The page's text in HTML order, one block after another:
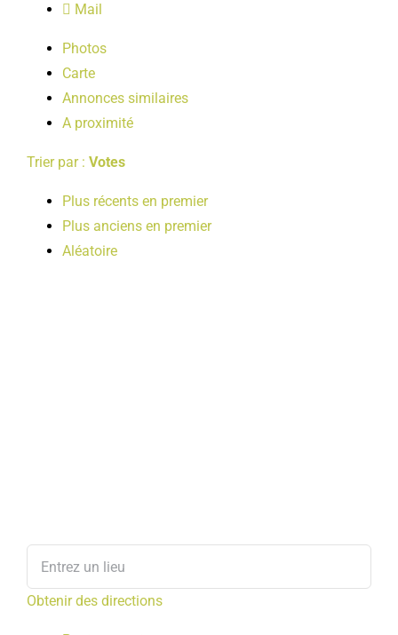
PUBLICATIONS
Mail
Photos
Carte
Annonces similaires
A proximité
Trier par : Votes
Plus récents en premier
Plus anciens en premier
Aléatoire
Obtenir des directions